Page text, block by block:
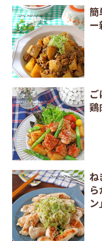
簡
鶏
ン